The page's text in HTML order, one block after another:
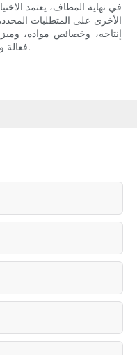
في نهاية المطاف، يعتمد
الأخرى على المتطلبات
إنتاجه، وخصائص مواده،
فعالة وعالية الأداء في سوق تزداد فيه المنافسة.